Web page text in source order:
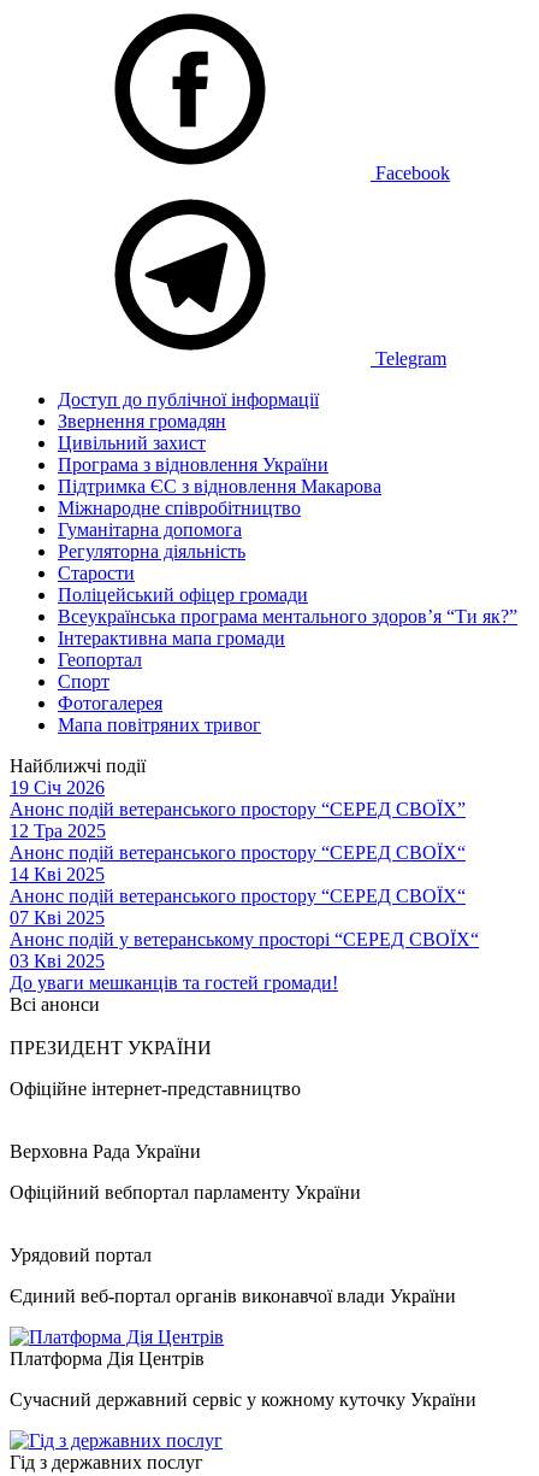
Facebook
Telegram
Доступ до публічної інформації
Звернення громадян
Цивільний захист
Програма з відновлення України
Підтримка ЄС з відновлення Макарова
Міжнародне співробітництво
Гуманітарна допомога
Регуляторна діяльність
Старости
Поліцейський офіцер громади
Всеукраїнська програма ментального здоров’я “Ти як?”
Інтерактивна мапа громади
Геопортал
Спорт
Фотогалерея
Мапа повітряних тривог
Найближчі події
19 Січ 2026
Анонс подій ветеранського простору “СЕРЕД СВОЇХ”
12 Тра 2025
Анонс подій ветеранського простору “СЕРЕД СВОЇХ“
14 Кві 2025
Анонс подій ветеранського простору “СЕРЕД СВОЇХ“
07 Кві 2025
Анонс подій у ветеранському просторі “СЕРЕД СВОЇХ“
03 Кві 2025
До уваги мешканців та гостей громади!
Всі анонси
ПРЕЗИДЕНТ УКРАЇНИ
Офіційне інтернет-представництво
Верховна Рада України
Офіційний вебпортал парламенту України
Урядовий портал
Єдиний веб-портал органів виконавчої влади України
Платформа Дія Центрів
Сучасний державний сервіс у кожному куточку України
Гід з державних послуг